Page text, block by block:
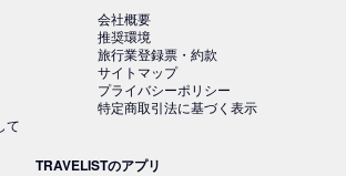
) ミラノ (イタリア)
) ローマ (イタリア)
(羽田)) バンコク (タイ)
) バンコク (タイ)
て
会社概要
推奨環境
旅行業登録票・約款
サイトマップ
プライバシーポリシー
特定商取引法に基づく表示
TRAVELISTのアプリ